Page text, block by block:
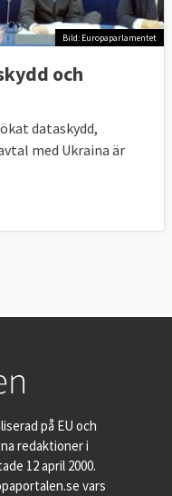
Bild: Europaparlamentet
och
dataskydd,
med Ukraina är
på EU och
redaktioner i
12 april 2000.
vars